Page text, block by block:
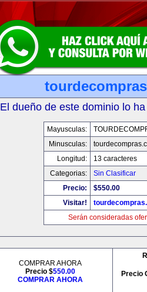
El dueño de este dominio lo
Mayusculas:
Minusculas:
Longitud:
13 caracteres
Categorias:
Sin Clasificar
Precio:
$550.00
Visitar!
Serán consideradas
COMPRAR AHORA
Precio $550.00
COMPRAR AHORA
Precio